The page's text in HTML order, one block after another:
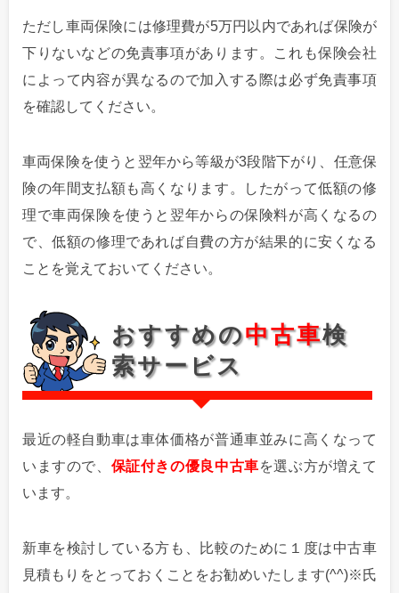
ただし車両保険には修理費が5万円以内であれば保険が
下りないなどの免責事項があります。これも保険会社
によって内容が異なるので加入する際は必ず免責事項
を確認してください。
車両保険を使うと翌年から等級が3段階下がり、任意保
険の年間支払額も高くなります。したがって低額の修
理で車両保険を使うと翌年からの保険料が高くなるの
で、低額の修理であれば自費の方が結果的に安くなる
ことを覚えておいてください。
おすすめの中古車検
索サービス
最近の軽自動車は車体価格が普通車並みに高くなって
いますので、 保証付きの優良中古車を選ぶ方が増えて
います。
新車を検討している方も、比較のために１度は中古車
見積もりをとっておくことをお勧めいたします(^^)※氏